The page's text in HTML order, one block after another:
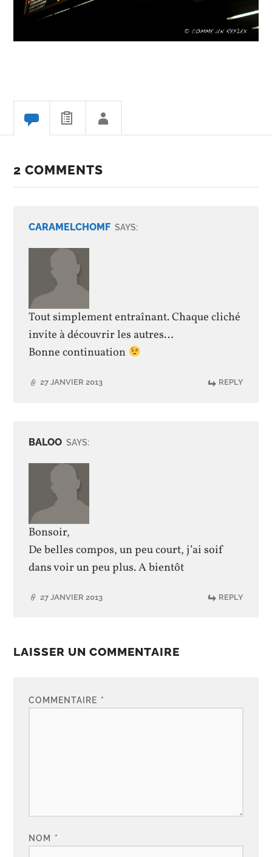
2 COMMENTS
CARAMELCHOMF SAYS:
Tout simplement entraînant. Chaque cliché
invite à découvrir les autres…
Bonne continuation
27 JANVIER 2013 REPLY
BALOO SAYS:
Bonsoir,
De belles compos, un peu court, j’ai soif
dans voir un peu plus. A bientôt
27 JANVIER 2013 REPLY
LAISSER UN COMMENTAIRE
COMMENTAIRE *
NOM *